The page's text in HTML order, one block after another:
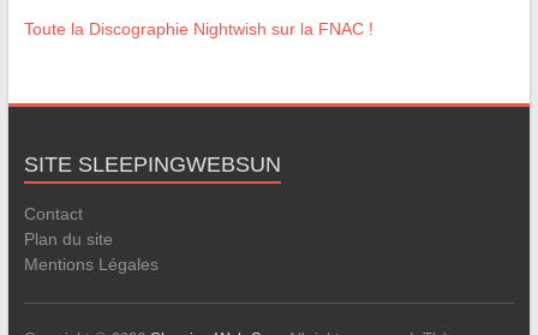
Toute la Discographie Nightwish sur la FNAC !
SITE SLEEPINGWEBSUN
Contact
Plan du site
Mentions Légales